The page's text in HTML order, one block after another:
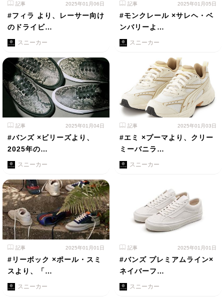
記事 2025年01月06日
#フィラ より、レーサー向け
のドライビ…
スニーカー
記事 2025年01月05日
#モンクレール ×サレヘ・ベ
ンバリーよ…
スニーカー
記事 2025年01月04日
#バンズ ×ビリーズより、
2025年の…
スニーカー
記事 2025年01月03日
#エミ ×プーマより、クリー
ミーバニラ…
スニーカー
記事 2025年01月01日
#リーボック ×ポール・スミ
スより、「…
スニーカー
記事 2025年01月01日
#バンズ プレミアムライン×
ネイバーフ…
スニーカー